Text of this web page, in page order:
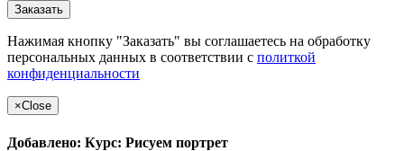
Заказать
Нажимая кнопку "Заказать" вы соглашаетесь на обработку
персональных данных в соответствии с политкой
конфиденциальности
×Close
Добавлено: Курс: Рисуем портрет